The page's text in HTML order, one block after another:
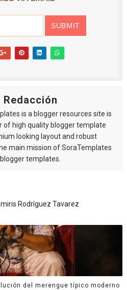
Redacción
is a blogger resources site is
of high quality blogger template
looking layout and robust
main mission of SoraTemplates
templates.
Rodríguez Tavarez
del merengue típico moderno